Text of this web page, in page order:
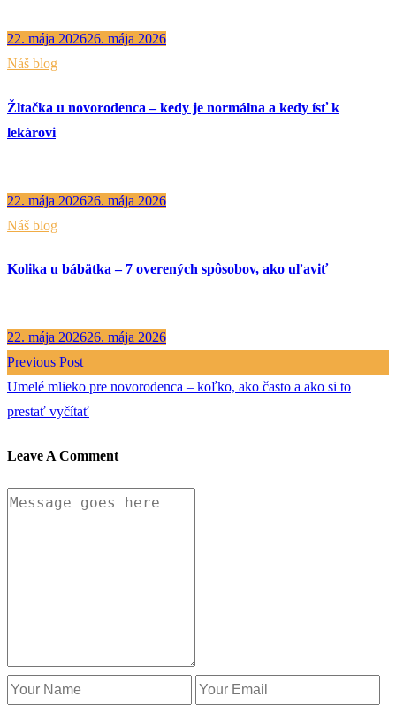
22. mája 202626. mája 2026
Náš blog
Žltačka u novorodenca – kedy je normálna a kedy ísť k
lekárovi
22. mája 202626. mája 2026
Náš blog
Kolika u bábätka – 7 overených spôsobov, ako uľaviť
22. mája 202626. mája 2026
Previous Post
Umelé mlieko pre novorodenca – koľko, ako často a ako si to
prestať vyčítať
Leave A Comment